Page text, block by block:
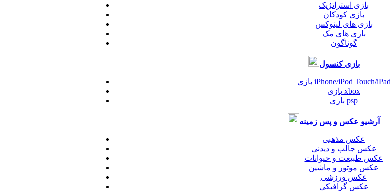
بازی استراتژیک
بازی کودکان
بازی های لینوکس
بازی های مک
گوناگون
بازی کنسول
بازی iPhone/iPod Touch/iPad
بازی xbox
بازی psp
آرشیو عکس و پس زمینه
عکس مذهبی
عکس جالب و دیدنی
عکس طبیعت و حیوانات
عکس موتور و ماشین
عکس ورزشی
عکس گرافیکی